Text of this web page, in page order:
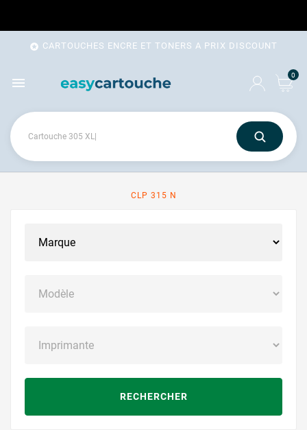
 CARTOUCHES ENCRE ET TONERS A PRIX DISCOUNT
 0
CLP 315 N
RECHERCHER